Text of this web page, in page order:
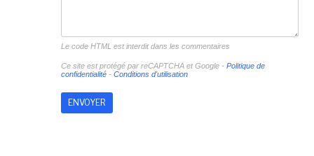
Le code HTML est interdit dans les commentaires
Ce site est protégé par reCAPTCHA et Google - Politique de
confidentialité- Conditions d'utilisation